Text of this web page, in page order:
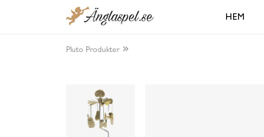
HEM
Pluto Produkter